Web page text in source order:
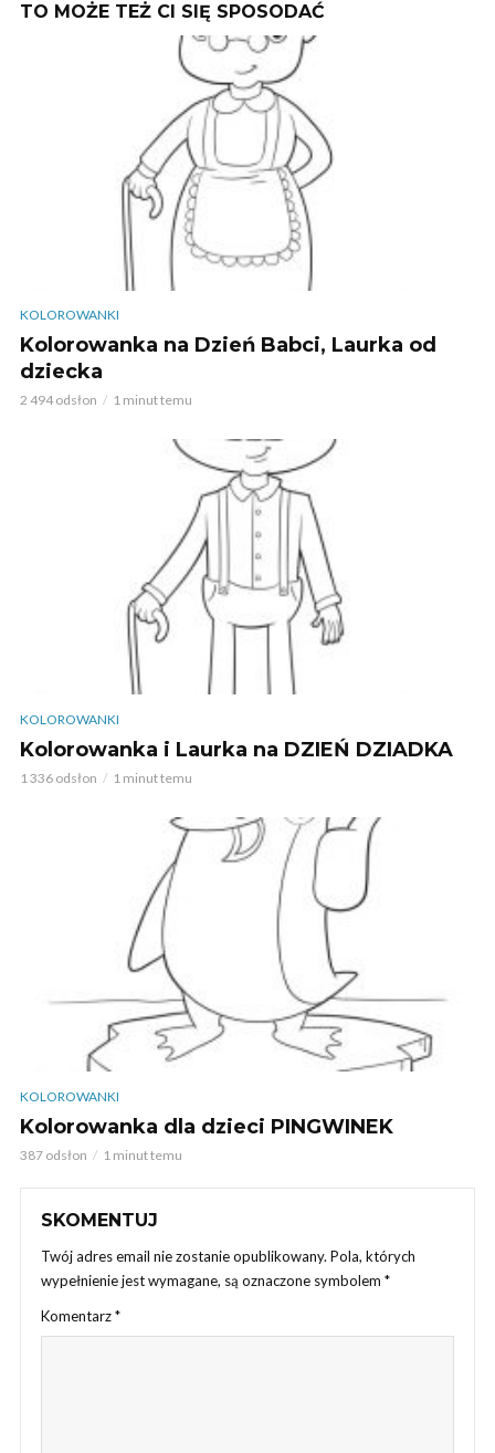
TO MOŻE TEŻ CI SIĘ SPOSODAĆ
KOLOROWANKI
Kolorowanka na Dzień Babci, Laurka od
dziecka
2 494 odsłon 1 minut temu
KOLOROWANKI
Kolorowanka i Laurka na DZIEŃ DZIADKA
1 336 odsłon 1 minut temu
KOLOROWANKI
Kolorowanka dla dzieci PINGWINEK
387 odsłon 1 minut temu
SKOMENTUJ
Twój adres email nie zostanie opublikowany. Pola, których
wypełnienie jest wymagane, są oznaczone symbolem *
Komentarz*